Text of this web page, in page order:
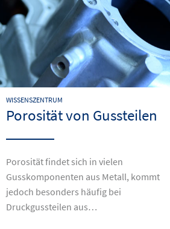
WISSENSZENTRUM
Porosität von Gussteilen
Porosität findet sich in vielen
Gusskomponenten aus Metall, kommt
jedoch besonders häufig bei
Druckgussteilen aus…